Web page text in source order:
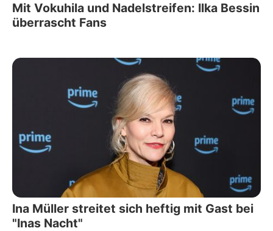
Mit Vokuhila und Nadelstreifen: Ilka Bessin
überrascht Fans
Ina Müller streitet sich heftig mit Gast bei
"Inas Nacht"